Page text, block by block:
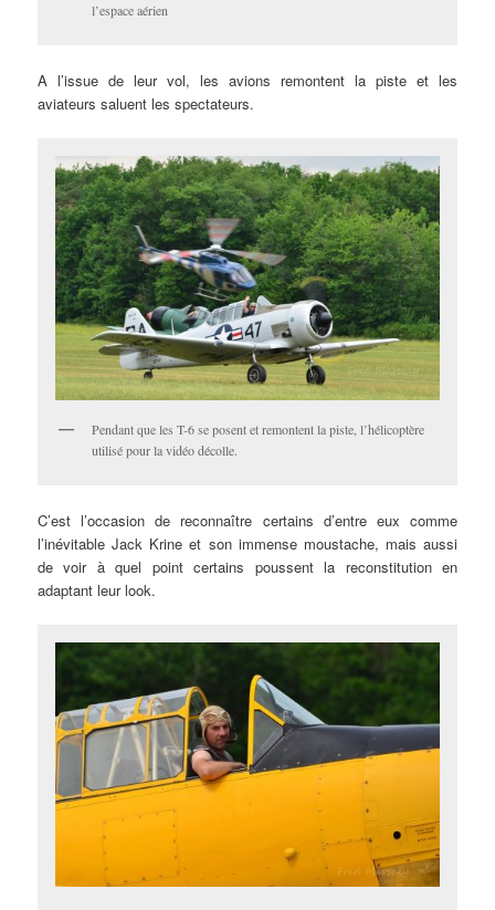
l’espace aérien
A l’issue de leur vol, les avions remontent la piste et les
aviateurs saluent les spectateurs.
Pendant que les T-6 se posent et remontent la piste, l’hélicoptère
utilisé pour la vidéo décolle.
C’est l’occasion de reconnaître certains d’entre eux comme
l’inévitable Jack Krine et son immense moustache, mais aussi
de voir à quel point certains poussent la reconstitution en
adaptant leur look.